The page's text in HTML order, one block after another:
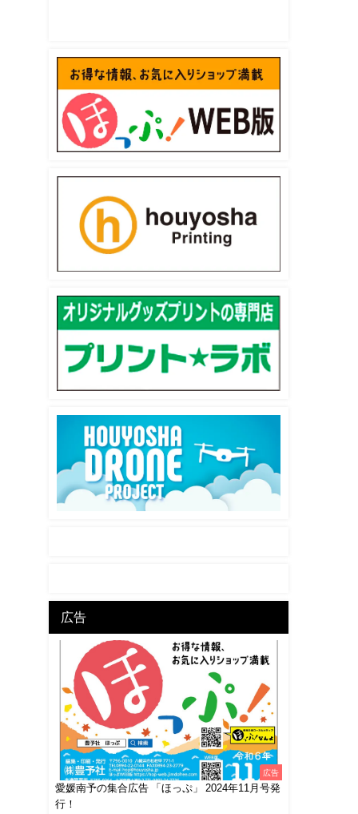
広告
広告
愛媛南予の集合広告 「ほっぷ」 2024年11月号発
行！